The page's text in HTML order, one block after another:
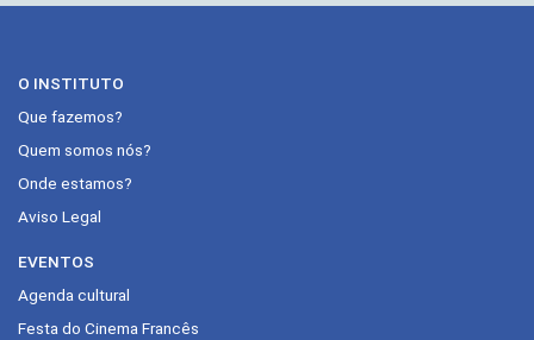
O INSTITUTO
Que fazemos?
Quem somos nós?
Onde estamos?
Aviso Legal
EVENTOS
Agenda cultural
Festa do Cinema Francês